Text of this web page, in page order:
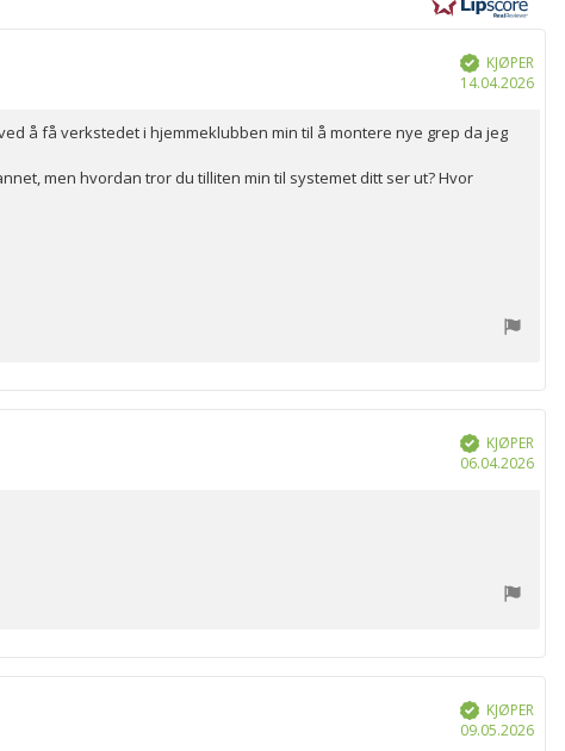
Verifisert
KJØPER
14.04.2026
å få verkstedet i hjemmeklubben min til å montere nye grep da jeg
men hvordan tror du tilliten min til systemet ditt ser ut? Hvor
Verifisert
KJØPER
06.04.2026
Verifisert
KJØPER
09.05.2026